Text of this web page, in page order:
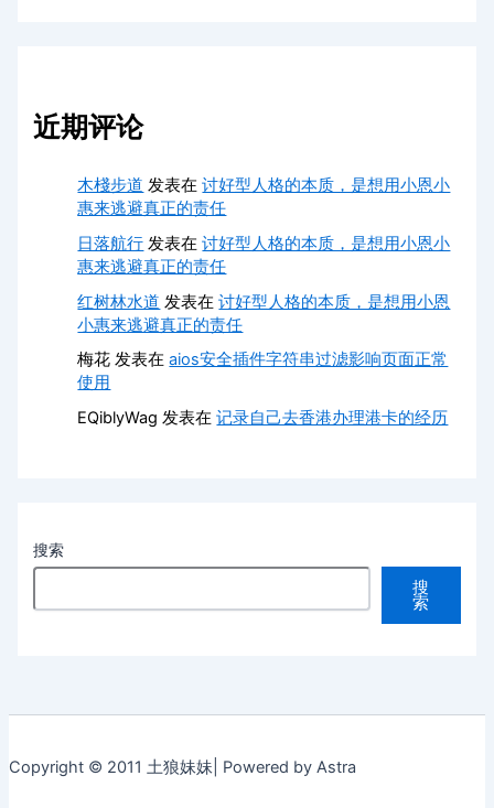
近期评论
木棧步道 发表在讨好型人格的本质，是想用小恩小
惠来逃避真正的责任
日落航行 发表在讨好型人格的本质，是想用小恩小
惠来逃避真正的责任
红树林水道 发表在讨好型人格的本质，是想用小恩
小惠来逃避真正的责任
梅花 发表在aios安全插件字符串过滤影响页面正常
使用
EQiblyWag 发表在记录自己去香港办理港卡的经历
搜索
搜
索
Copyright © 2011 土狼妹妹| Powered by Astra